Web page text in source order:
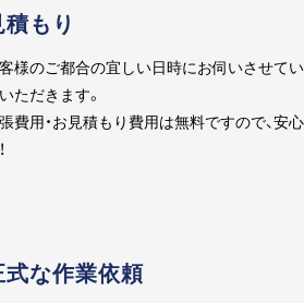
積もり
様のご都合の宜しい日時にお伺いさせて
ただきます。
費用・お見積もり費用は無料ですので、安
式な作業依頼